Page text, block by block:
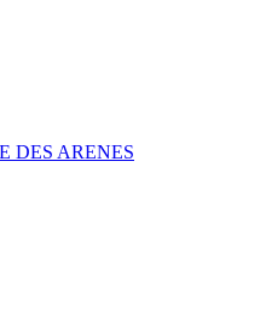
DES ARENES